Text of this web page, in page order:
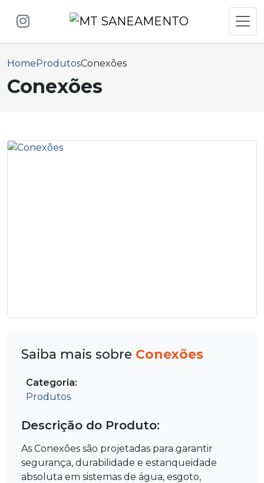
HomeProdutosConexões
Conexões
Saiba mais sobre Conexões
Categoria:
Produtos
Descrição do Produto:
As Conexões são projetadas para garantir
segurança, durabilidade e estanqueidade
absoluta em sistemas de água, esgoto,